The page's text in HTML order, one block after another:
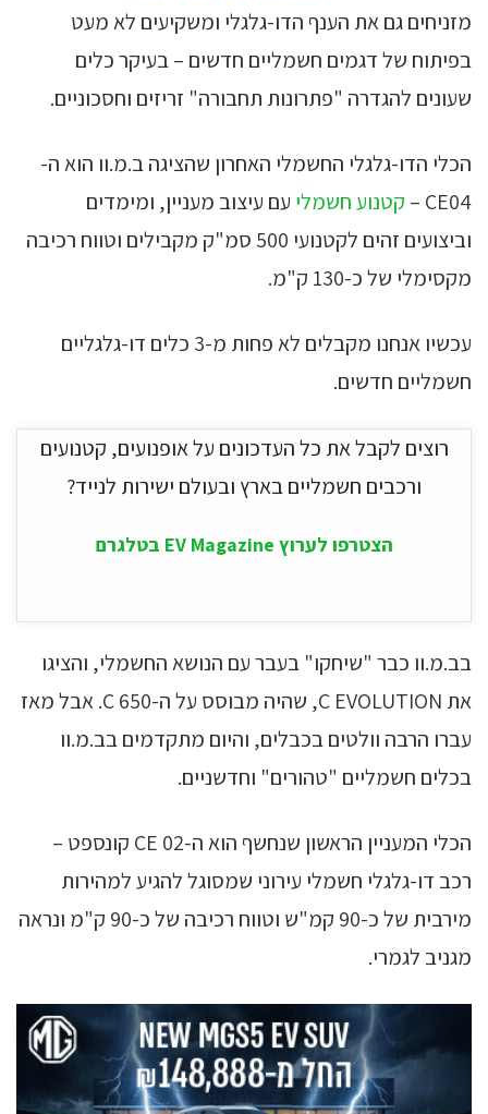
מזניחים גם את הענף הדו-גלגלי ומשקיעים לא מעט
בפיתוח של דגמים חשמליים חדשים – בעיקר כלים
שעונים להגדרה "פתרונות תחבורה" זריזים וחסכוניים.
הכלי הדו-גלגלי החשמלי האחרון שהציגה ב.מ.וו הוא ה-
CE04 –
קטנוע חשמלי עם עיצוב מעניין, ומימדים
וביצועים זהים לקטנועי 500 סמ"ק מקבילים וטווח רכיבה
מקסימלי של כ-130 ק"מ.
עכשיו אנחנו מקבלים לא פחות מ-3 כלים דו-גלגליים
חשמליים חדשים.
רוצים לקבל את כל העדכונים על אופנועים, קטנועים
ורכבים חשמליים בארץ ובעולם ישירות לנייד?
הצטרפו לערוץ EV Magazine בטלגרם
בב.מ.וו כבר "שיחקו" בעבר עם הנושא החשמלי, והציגו
את C EVOLUTION, שהיה מבוסס על ה-C 650. אבל מאז
עברו הרבה וולטים בכבלים, והיום מתקדמים בב.מ.וו
בכלים חשמליים "טהורים" וחדשניים.
הכלי המעניין הראשון שנחשף הוא ה-CE 02 קונספט –
רכב דו-גלגלי חשמלי עירוני שמסוגל להגיע למהירות
מירבית של כ-90 קמ"ש וטווח רכיבה של כ-90 ק"מ ונראה
מגניב לגמרי.